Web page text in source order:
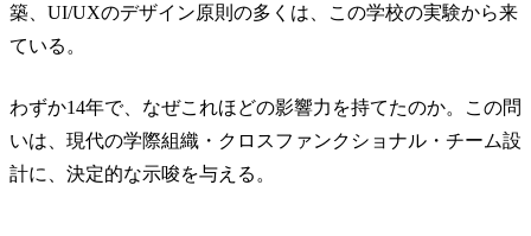
築、UI/UXのデザイン原則の多くは、この学校の実験から来
ている。
わずか14年で、なぜこれほどの影響力を持てたのか。この問
いは、現代の学際組織・クロスファンクショナル・チーム設
計に、決定的な示唆を与える。